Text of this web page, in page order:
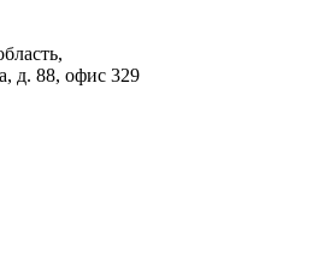
д. 88, офис 329